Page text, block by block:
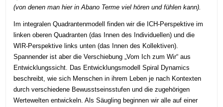
(von denen man hier in Abano Terme viel hören und fühlen kann).
Im integralen Quadrantenmodell finden wir die ICH-Perspektive im
linken oberen Quadranten (das Innen des Individuellen) und die
WIR-Perspektive links unten (das Innen des Kollektiven).
Spannender ist aber die Verschiebung „Vom Ich zum Wir“ aus
Entwicklungssicht. Das Entwicklungsmodell Spiral Dynamics
beschreibt, wie sich Menschen in ihrem Leben je nach Kontexten
durch verschiedene Bewusstseinsstufen und die zugehörigen
Wertewelten entwickeln. Als Säugling beginnen wir alle auf einer